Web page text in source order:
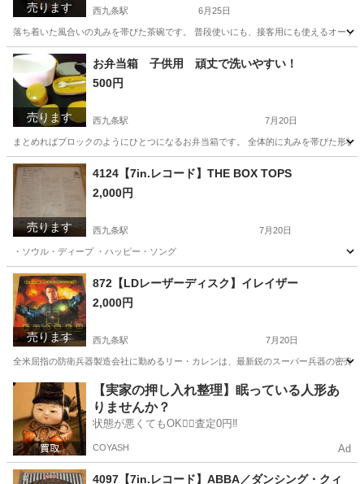
売ります 西九条駅 6月25日
落ち着いた風合いの丸みを帯びた茶碗です。 普段使いにも、接客用にも使えるオー
大阪 大阪市 西九条駅 食器 茶碗
売ります
お弁当箱 子供用 頑丈で洗いやすい！
500円
西九条駅 7月20日
まとめればブロックのようにひとつになるお弁当箱です。 全体的に丸みを帯びた形
大阪 大阪市 西九条駅 弁当箱
売ります
4124【7in.レコード】THE BOX TOPS
2,000円
西九条駅 7月20日
・ソウル・ディープ ・ハッピー・ソング
大阪 大阪市 西九条駅 その他 レコード
売ります
872【LDレーザーディスク】イレイザー
2,000円
西九条駅 7月20日
全米屈指の防衛兵器製造会社に勤めるリー・カレンは、最新鋭のスーパー兵器の密売
大阪 大阪市 西九条駅 DVD/ブルーレイ レーザーディスク
【実家の押し入れ整理】眠っている人形あ
りませんか？
状態が悪くてもOK🙆‍♀️査定0円‼️
COYASH Ad
4097【7in.レコード】ABBA／ダンシング・クィ